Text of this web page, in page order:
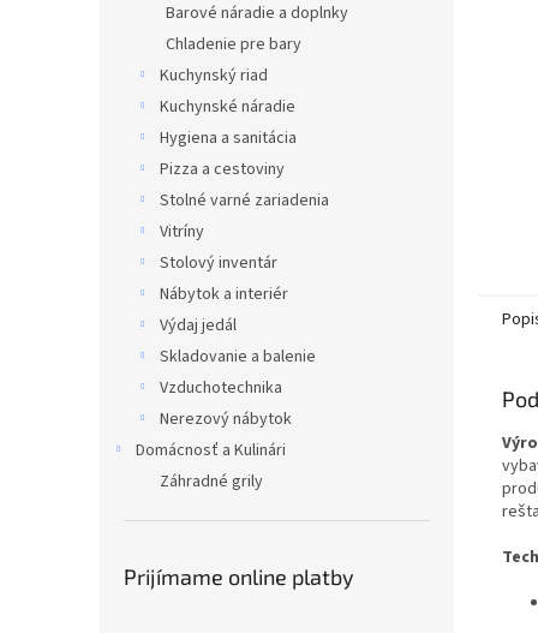
Barové náradie a doplnky
Chladenie pre bary
Kuchynský riad
Kuchynské náradie
Hygiena a sanitácia
Pizza a cestoviny
Stolné varné zariadenia
Vitríny
Stolový inventár
Nábytok a interiér
Výdaj jedál
Skladovanie a balenie
Vzduchotechnika
Nerezový nábytok
Domácnosť a Kulinári
Záhradné grily
Prijímame online platby